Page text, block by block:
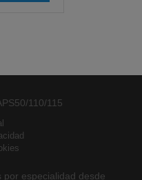
110/115
especialidad desde